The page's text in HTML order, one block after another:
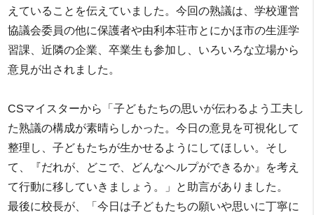
えていることを伝えていました。今回の熟議は、学校運営
協議会委員の他に保護者や由利本荘市とにかほ市の生涯学
習課、近隣の企業、卒業生も参加し、いろいろな立場から
意見が出されました。
CSマイスターから「子どもたちの思いが伝わるよう工夫し
た熟議の構成が素晴らしかった。今日の意見を可視化して
整理し、子どもたちが生かせるようにしてほしい。そし
て、『だれが、どこで、どんなヘルプができるか』を考え
て行動に移していきましょう。」と助言がありました。
最後に校長が、「今日は子どもたちの願いや思いに丁寧に